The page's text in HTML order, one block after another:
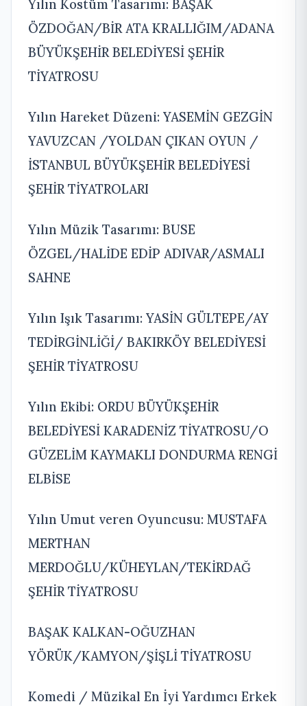
Yılın Kostüm Tasarımı: BAŞAK
ÖZDOĞAN/BİR ATA KRALLIĞIM/ADANA
BÜYÜKŞEHİR BELEDİYESİ ŞEHİR
TİYATROSU
Yılın Hareket Düzeni: YASEMİN GEZGİN
YAVUZCAN /YOLDAN ÇIKAN OYUN /
İSTANBUL BÜYÜKŞEHİR BELEDİYESİ
ŞEHİR TİYATROLARI
Yılın Müzik Tasarımı: BUSE
ÖZGEL/HALİDE EDİP ADIVAR/ASMALI
SAHNE
Yılın Işık Tasarımı: YASİN GÜLTEPE/AY
TEDİRGİNLİĞİ/ BAKIRKÖY BELEDİYESİ
ŞEHİR TİYATROSU
Yılın Ekibi: ORDU BÜYÜKŞEHİR
BELEDİYESİ KARADENİZ TİYATROSU/O
GÜZELİM KAYMAKLI DONDURMA RENGİ
ELBİSE
Yılın Umut veren Oyuncusu: MUSTAFA
MERTHAN
MERDOĞLU/KÜHEYLAN/TEKİRDAĞ
ŞEHİR TİYATROSU
BAŞAK KALKAN-OĞUZHAN
YÖRÜK/KAMYON/ŞİŞLİ TİYATROSU
Komedi / Müzikal En İyi Yardımcı Erkek